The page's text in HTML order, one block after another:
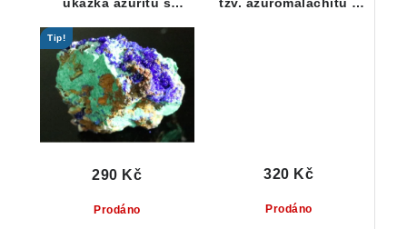
Tip!
Prodáno
290 Kč
Prodáno
320 Kč